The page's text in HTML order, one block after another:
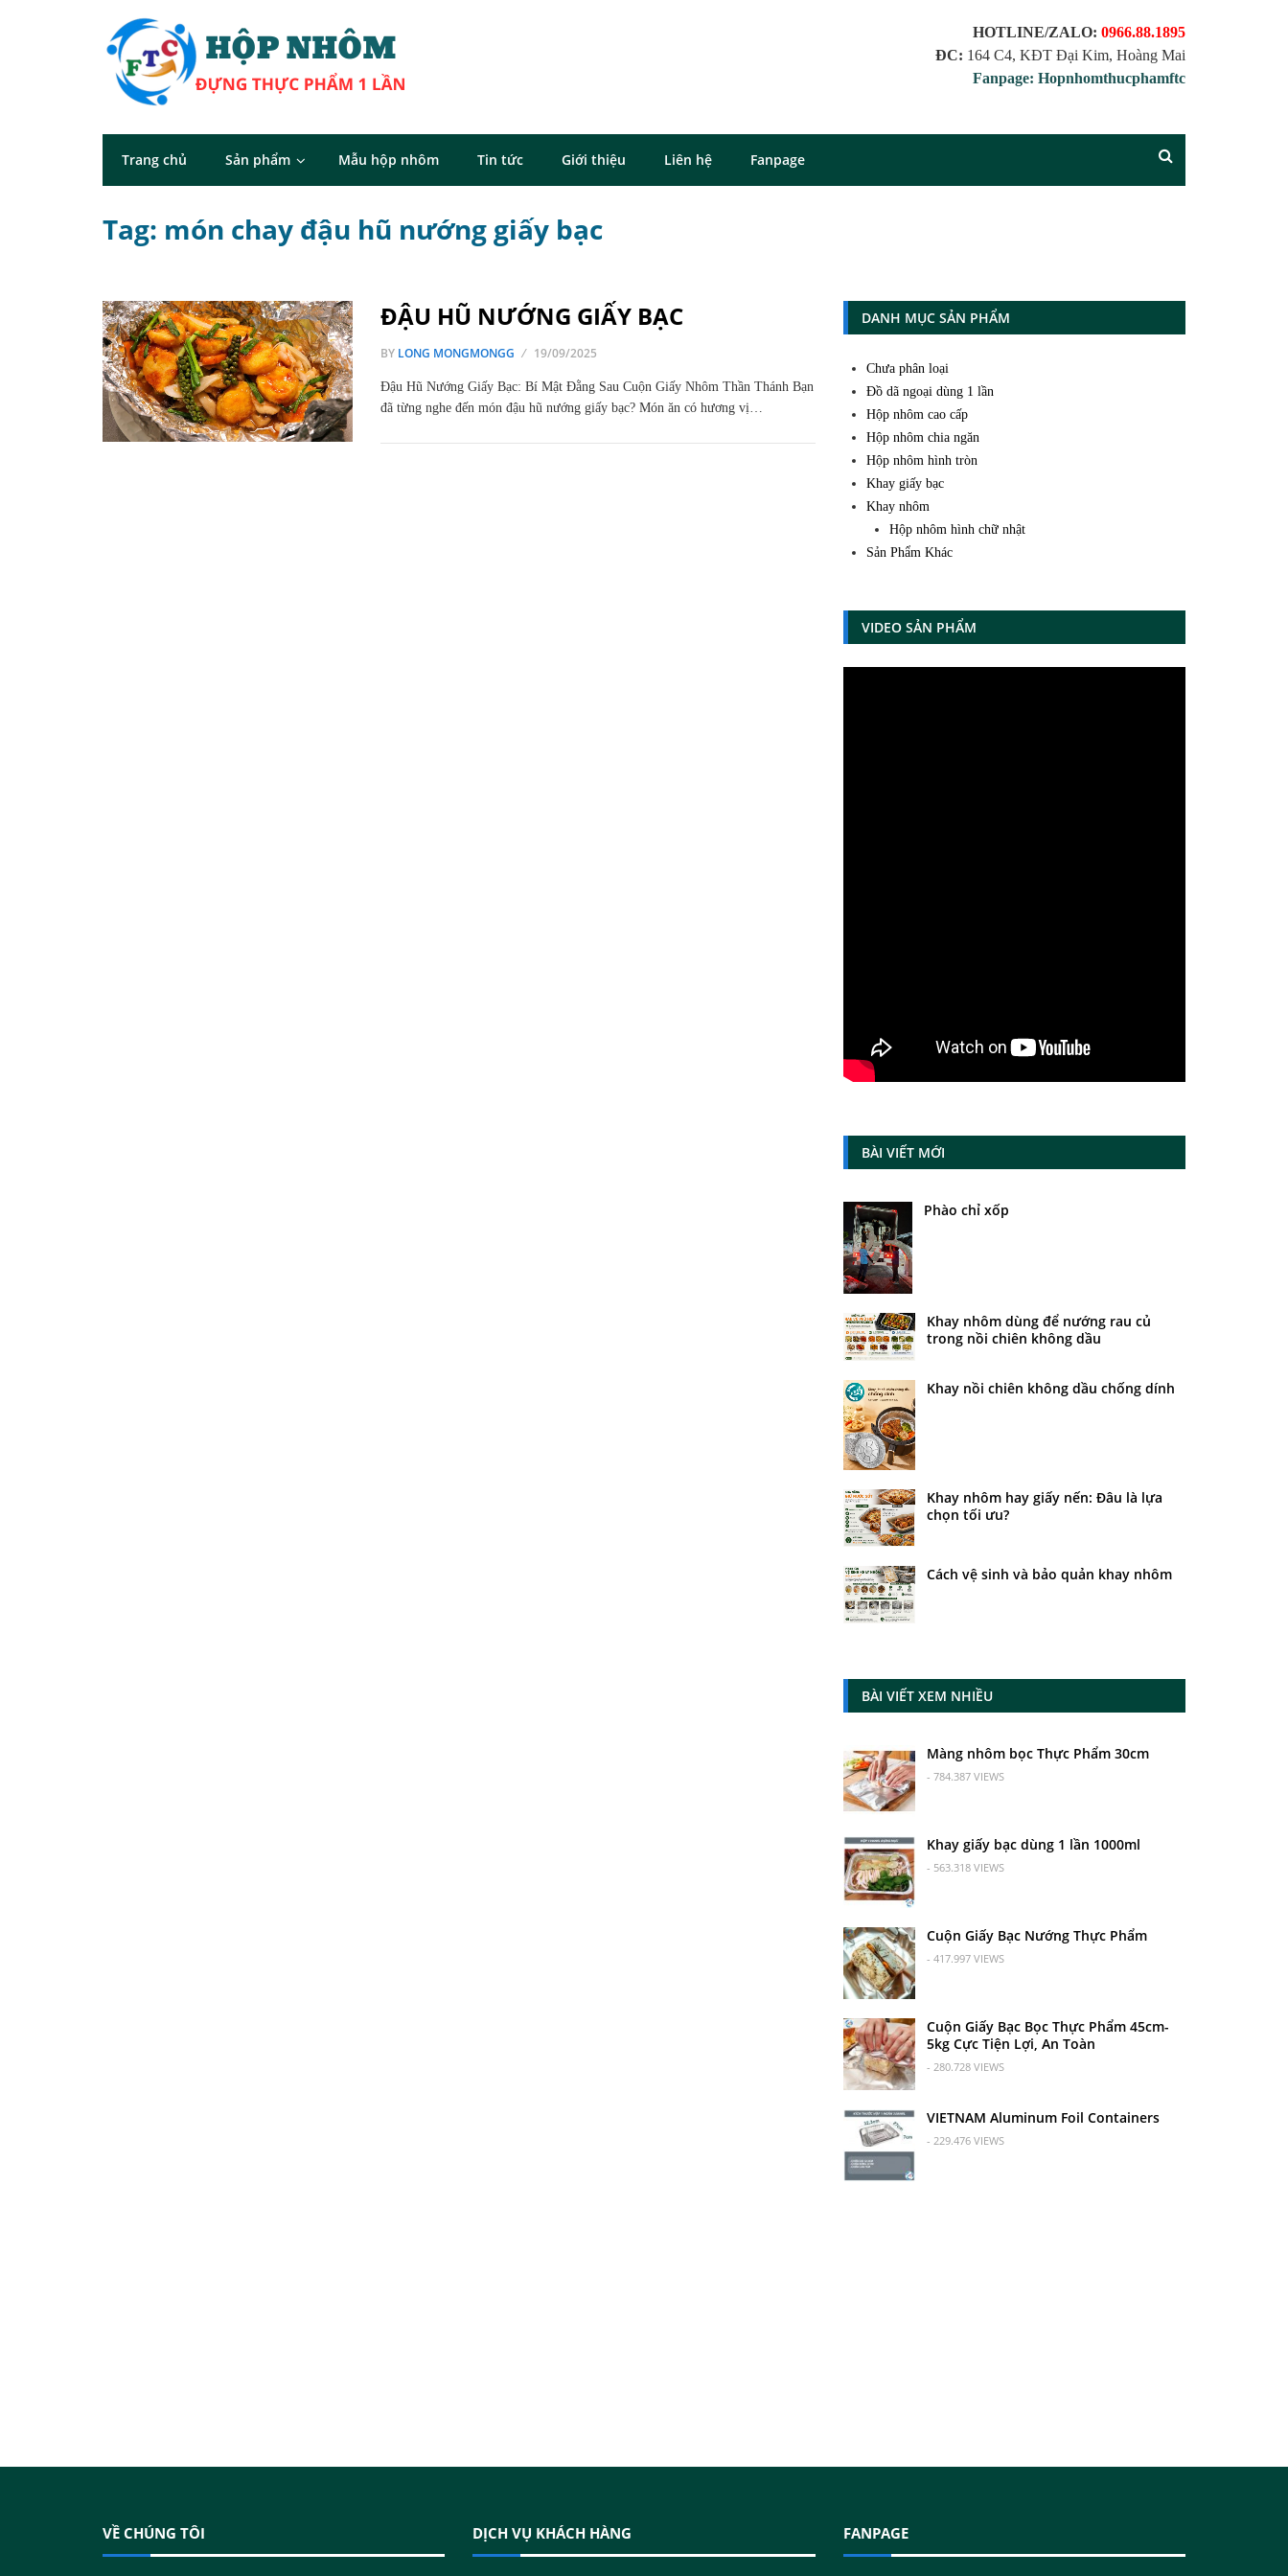
HOTLINE/ZALO: 0966.88.1895
ĐC: 164 C4, KĐT Đại Kim, Hoàng Mai
Fanpage: Hopnhomthucphamftc
Trang chủ Sản phẩm Mẫu hộp nhôm Tin tức Giới thiệu Liên hệ Fanpage
Tag: món chay đậu hũ nướng giấy bạc
ĐẬU HŨ NƯỚNG GIẤY BẠC
BY LONG MONGMONGG 19/09/2025
Đậu Hũ Nướng Giấy Bạc: Bí Mật Đằng Sau Cuộn Giấy Nhôm Thần Thánh Bạn
đã từng nghe đến món đậu hũ nướng giấy bạc? Món ăn có hương vị…
DANH MỤC SẢN PHẨM
Chưa phân loại
Đồ dã ngoại dùng 1 lần
Hộp nhôm cao cấp
Hộp nhôm chia ngăn
Hộp nhôm hình tròn
Khay giấy bạc
Khay nhôm
Hộp nhôm hình chữ nhật
Sản Phẩm Khác
VIDEO SẢN PHẨM
BÀI VIẾT MỚI
Phào chỉ xốp
Khay nhôm dùng để nướng rau củ
trong nồi chiên không dầu
Khay nồi chiên không dầu chống dính
Khay nhôm hay giấy nến: Đâu là lựa
chọn tối ưu?
Cách vệ sinh và bảo quản khay nhôm
BÀI VIẾT XEM NHIỀU
Màng nhôm bọc Thực Phẩm 30cm
- 784.387 VIEWS
Khay giấy bạc dùng 1 lần 1000ml
- 563.318 VIEWS
Cuộn Giấy Bạc Nướng Thực Phẩm
- 417.997 VIEWS
Cuộn Giấy Bạc Bọc Thực Phẩm 45cm-
5kg Cực Tiện Lợi, An Toàn
- 280.728 VIEWS
VIETNAM Aluminum Foil Containers
- 229.476 VIEWS
VỀ CHÚNG TÔI DỊCH VỤ KHÁCH HÀNG FANPAGE